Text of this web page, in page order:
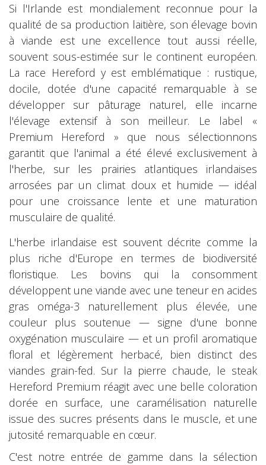
Si l'Irlande est mondialement reconnue pour la
qualité de sa production laitière, son élevage bovin
à viande est une excellence tout aussi réelle,
souvent sous-estimée sur le continent européen.
La race Hereford y est emblématique : rustique,
docile, dotée d'une capacité remarquable à se
développer sur pâturage naturel, elle incarne
l'élevage extensif à son meilleur. Le label «
Premium Hereford » que nous sélectionnons
garantit que l'animal a été élevé exclusivement à
l'herbe, sur les prairies atlantiques irlandaises
arrosées par un climat doux et humide — idéal
pour une croissance lente et une maturation
musculaire de qualité.
L'herbe irlandaise est souvent décrite comme la
plus riche d'Europe en termes de biodiversité
floristique. Les bovins qui la consomment
développent une viande avec une teneur en acides
gras oméga-3 naturellement plus élevée, une
couleur plus soutenue — signe d'une bonne
oxygénation musculaire — et un profil aromatique
floral et légèrement herbacé, bien distinct des
viandes grain-fed. Sur la pierre chaude, le steak
Hereford Premium réagit avec une belle coloration
dorée en surface, une caramélisation naturelle
issue des sucres présents dans le muscle, et une
jutosité remarquable en cœur.
C'est notre entrée de gamme dans la sélection